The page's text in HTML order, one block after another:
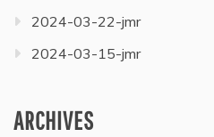
2024-03-22-jmr
2024-03-15-jmr
ARCHIVES